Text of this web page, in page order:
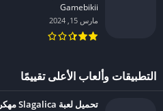
Gamebikii‏
مارس 15, 2024
التطبيقات وألعاب الأعلى تقييمًا
تحميل لعبة Slagalica مهكرة للاندرويد 2024